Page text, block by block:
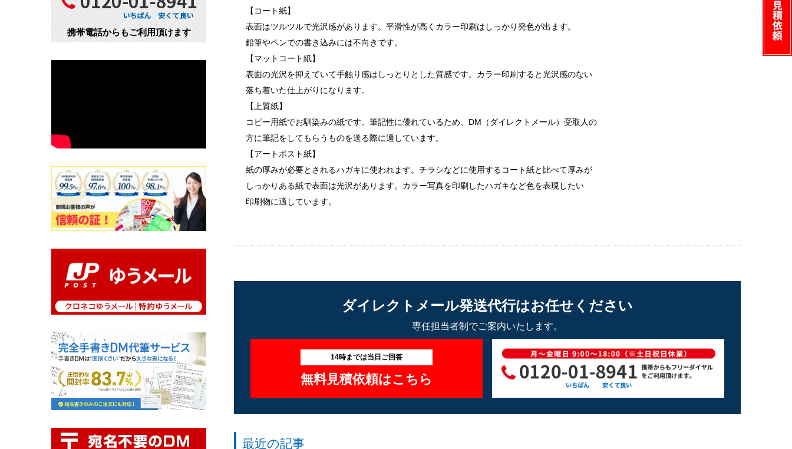
【コート紙】
表面はツルツルで光沢感があります。平滑性が高くカラー印刷はしっかり発色が出ます。
鉛筆やペンでの書き込みには不向きです。
【マットコート紙】
表面の光沢を抑えていて手触り感はしっとりとした質感です。カラー印刷すると光沢感のない
落ち着いた仕上がりになります。
【上質紙】
コピー用紙でお馴染みの紙です。筆記性に優れているため、DM（ダイレクトメール）受取人の
方に筆記をしてもらうものを送る際に適しています。
【アートポスト紙】
紙の厚みが必要とされるハガキに使われます。チラシなどに使用するコート紙と比べて厚みが
しっかりある紙で表面は光沢があります。カラー写真を印刷したハガキなど色を表現したい
印刷物に適しています。
ダイレクトメール発送代行はお任せください
専任担当者制でご案内いたします。
14時までは当日ご回答
無料見積依頼はこちら
最近の記事
携帯電話からもご利用頂けます